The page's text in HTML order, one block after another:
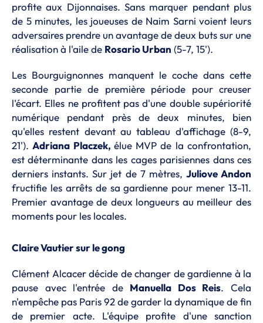
profite aux Dijonnaises. Sans marquer pendant plus
de 5 minutes, les joueuses de Naim Sarni voient leurs
adversaires prendre un avantage de deux buts sur une
réalisation à l'aile de Rosario Urban (5-7, 15').
Les Bourguignonnes manquent le coche dans cette
seconde partie de première période pour creuser
l'écart. Elles ne profitent pas d'une double supériorité
numérique pendant près de deux minutes, bien
qu'elles restent devant au tableau d'affichage (8-9,
21').Adriana Placzek, élue MVP de la confrontation,
est déterminante dans les cages parisiennes dans ces
derniers instants. Sur jet de 7 mètres, Juliove Andon
fructifie les arrêts de sa gardienne pour mener 13-11.
Premier avantage de deux longueurs au meilleur des
moments pour les locales.
Claire Vautier sur le gong
Clément Alcacer décide de changer de gardienne à la
pause avec l'entrée de Manuella Dos Reis. Cela
n'empêche pas Paris 92 de garder la dynamique de fin
de premier acte. L'équipe profite d'une sanction